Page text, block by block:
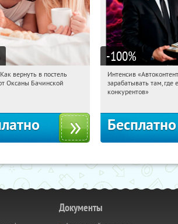
Получили:
вернуть в постель
Оксаны Бачинской
-100%
17:31:41
Россия
Интенсив
зарабатывать там, где
конкурентов»
Бесплатно
Документы